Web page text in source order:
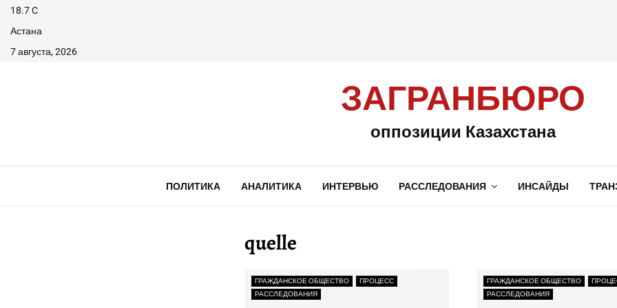
18.7C
Астана
7 августа, 2026
ЗАГРАНБЮРО
оппозиции Казахстана
ПОЛИТИКА АНАЛИТИКА ИНТЕРВЬЮ РАССЛЕДОВАНИЯ ИНСАЙДЫ
quelle
ГРАЖДАНСКОЕ ОБЩЕСТВО
ПРОЦЕСС
РАССЛЕДОВАНИЯ
ГРАЖДАНСКОЕ ОБЩЕСТВО
РАССЛЕДОВАНИЯ